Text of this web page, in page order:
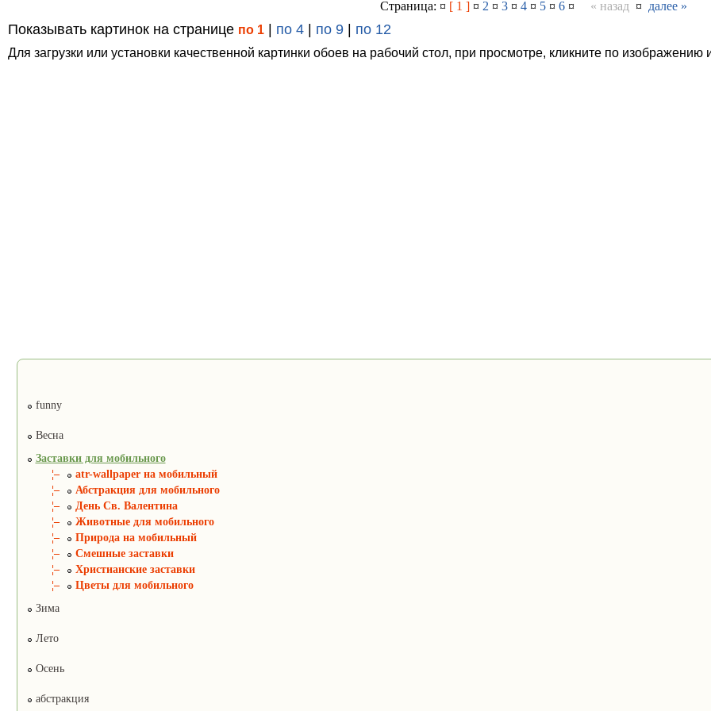
Страница: ¤ [ 1 ]¤ 2 ¤ 3¤ 4¤ 5¤ 6¤ « назад ¤ далее »
Показывать картинок на странице по 1 по 4 по 9 по 12
Для загрузки или установки качественной картинки обоев на рабочий стол, при просмотре, кликните по изображению
funny
Весна
Заставки для мобильного
¦–
atr-wallpaper на мобильный
¦–
Абстракция для мобильного
¦–
День Св. Валентина
¦–
Животные для мобильного
¦–
Природа на мобильный
¦–
Смешные заставки
¦–
Христианские заставки
¦–
Цветы для мобильного
Зима
Лето
Осень
абстракция